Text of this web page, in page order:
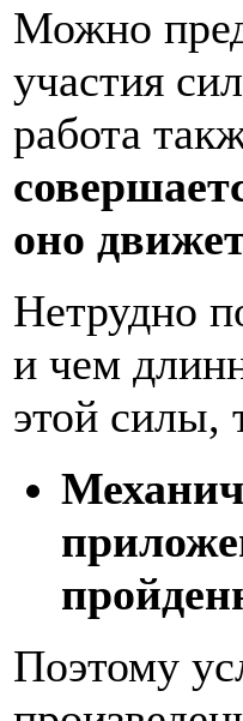
Можно
участия
работа
оно
Нетрудно
и чем
этой силы,
Поэтому